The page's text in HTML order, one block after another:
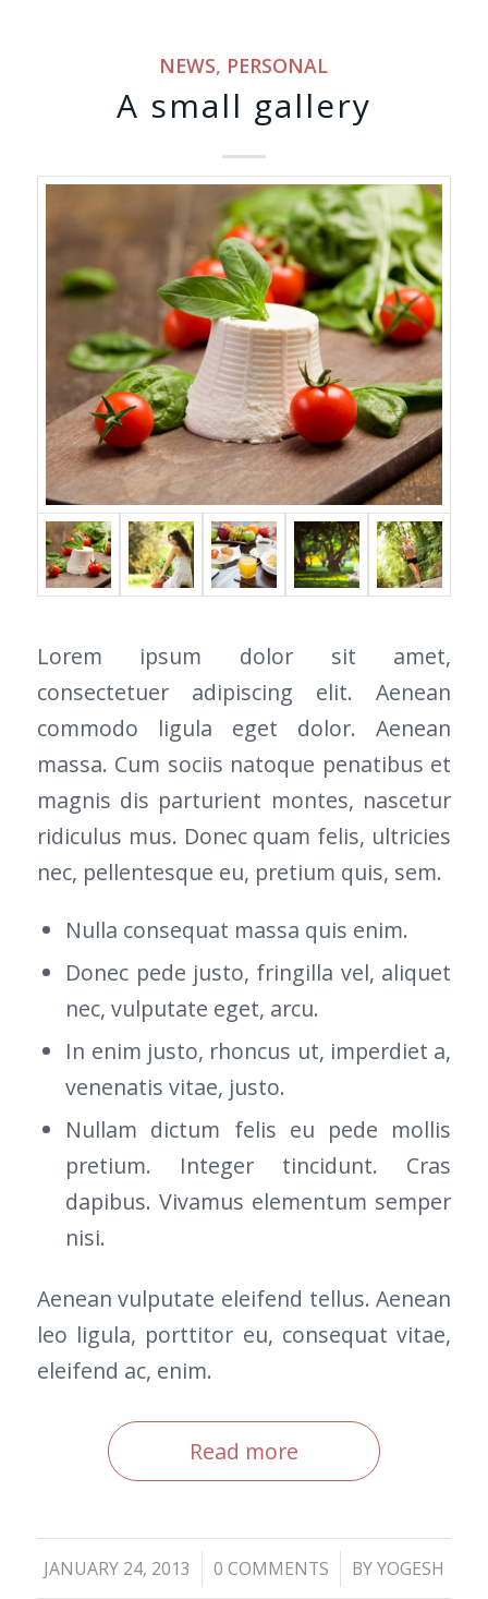
NEWS, PERSONAL
A small gallery
Lorem ipsum dolor sit amet,
consectetuer adipiscing elit. Aenean
commodo ligula eget dolor. Aenean
massa. Cum sociis natoque penatibus et
magnis dis parturient montes, nascetur
ridiculus mus. Donec quam felis, ultricies
nec, pellentesque eu, pretium quis, sem.
Nulla consequat massa quis enim.
Donec pede justo, fringilla vel, aliquet
nec, vulputate eget, arcu.
In enim justo, rhoncus ut, imperdiet a,
venenatis vitae, justo.
Nullam dictum felis eu pede mollis
pretium. Integer tincidunt. Cras
dapibus. Vivamus elementum semper
nisi.
Aenean vulputate eleifend tellus. Aenean
leo ligula, porttitor eu, consequat vitae,
eleifend ac, enim.
Read more
JANUARY 24, 2013
/ 0 COMMENTS
/ BYYOGESH